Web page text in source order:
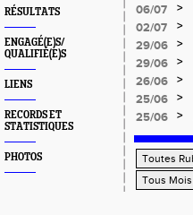
RÉSULTATS
ENGAGÉ(E)S/
QUALIFIÉ(E)S
LIENS
RECORDS ET
STATISTIQUES
PHOTOS
06/07
>
02/07
>
29/06
>
29/06
>
26/06 >
25/06
>
25/06
>